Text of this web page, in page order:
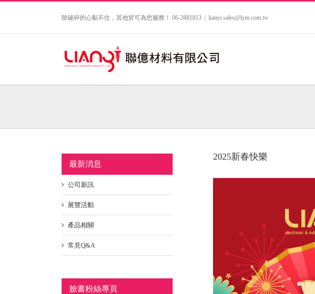
除破碎的心黏不住，其他皆可為您服務！ 06-2881813 | lianyi.sales@lym.com.tw
2025新春快樂
最新消息
公司新訊
展覽活動
產品相關
常見Q&A
臉書粉絲專頁